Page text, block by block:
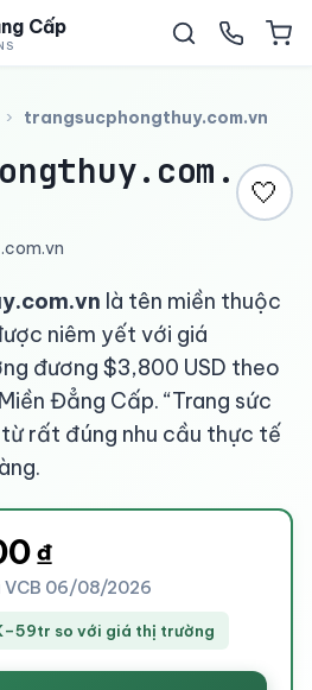
Cấp
› trangsucphongthuy.com.vn
🤍
.com.vn
là tên miền thuộc
niêm yết với giá
đương $3,800 USD theo
Đẳng Cấp. “Trang sức
rất đúng nhu cầu thực tế
₫
VCB 06/08/2026
so với giá thị trường